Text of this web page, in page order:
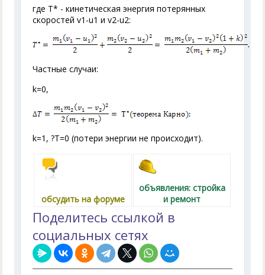
где Т* - кинетическая энергия потерянных
скоростей v1 -u1 и v2-u2:
Частные случаи:
k=0,
k=1, ?T=0 (потери энергии не происходит).
обсудить на форуме
объявления: стройка
и ремонт
Поделитесь ссылкой в
социальных сетях